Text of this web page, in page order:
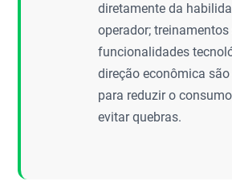
diretamente da
operador; treinamentos
funcionalidades
direção econômica
para reduzir o
evitar quebras.